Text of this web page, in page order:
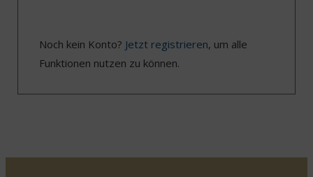
Noch kein Konto? Jetzt registrieren, um alle
Funktionen nutzen zu können.